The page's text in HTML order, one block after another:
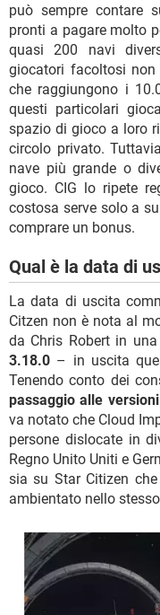
può sempre contare
pronti a pagare molto
quasi 200 navi
giocatori facoltosi
che raggiungono i
questi particolari
spazio di gioco a loro
circolo privato.
nave più grande o
gioco. CIG lo ripete
costosa serve solo a
comprare un bonus.
Qual è la data di
La data di uscita
Citzen non è nota al
da Chris Robert in
3.18.0 – in uscita
Tenendo conto dei
passaggio alle
va notato che Cloud
persone dislocate in
Regno Unito Uniti e
sia su Star Citizen
ambientato nello